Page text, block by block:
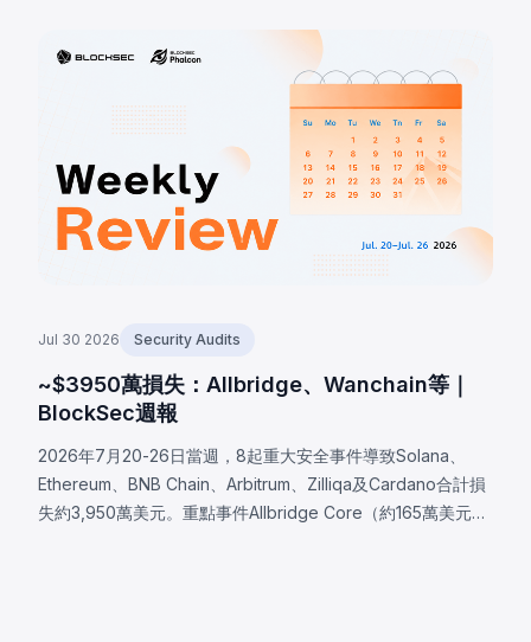
國庫轉移提案，損失約2000萬美元。三起事件均顯示協議安
Jul 30 2026 Security Audits
~$3950萬損失：Allbridge、Wanchain等｜
BlockSec週報
2026年7月20-26日當週，8起重大安全事件導致Solana、
Ethereum、BNB Chain、Arbitrum、Zilliqa及Cardano合計損
失約3,950萬美元。重點事件Allbridge Core（約165萬美元）